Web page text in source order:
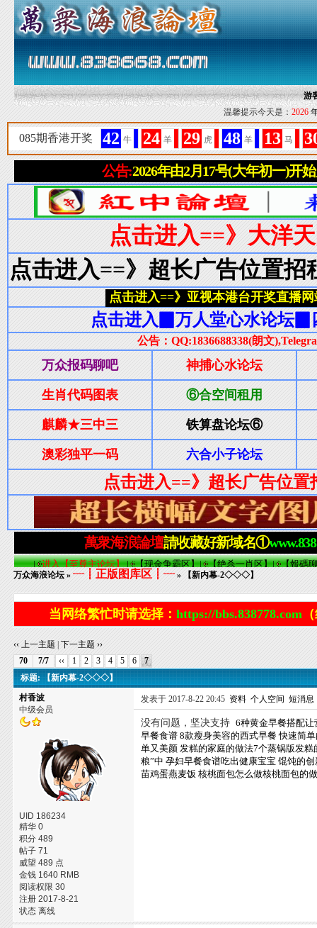
游
温馨提示今天是： 2026
万众海浪论坛 »┈┋正版图库区┋┈» 【新内幕-2◇◇◇】
当网络繁忙时请选择： https://bbs.838778.com
‹‹ 上一主题 |下一主题 ››
70
7/7 ‹‹ 1 2 3 4 5 6
7
标题: 【新内幕-2◇◇◇】
村香波
中级会员
UID 186234
精华 0
积分 489
帖子 71
威望 489 点
金钱 1640 RMB
阅读权限 30
注册 2017-8-21
状态 离线
发表于 2017-8-22 20:45 资料 个人空间 短消息
没有问题，坚决支持 6种黄金早餐搭配
早餐食谱 8款瘦身美容的西式早餐 快速简
单又美颜 发糕的家庭的做法7个蒸锅版发糕
粮”中 孕妇早餐食谱吃出健康宝宝 馄饨的
苗鸡蛋燕麦饭 核桃面包怎么做核桃面包的